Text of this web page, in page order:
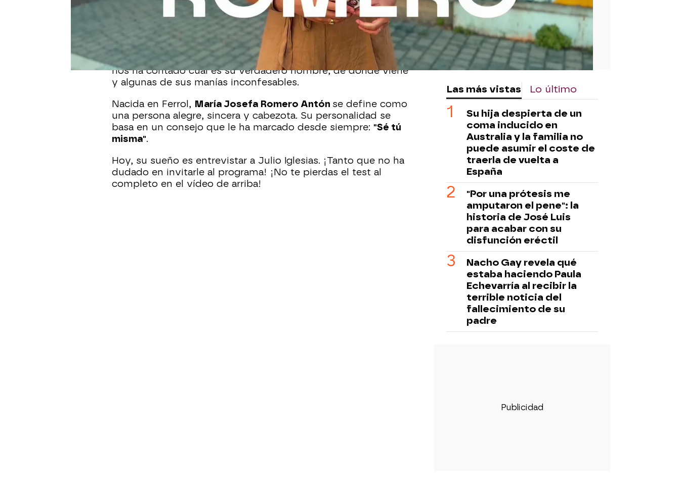
se pone a los mandos de YAS Verano, la versión más
refrescante de Y ahora Sonsoles. Por segundo año
consecutivo, Pepa ameniza las tardes veraniegas de Antena 3
convirtiéndose en un rostro muy conocido de la casa.
La presentadora se ha sometido al test
'Conoce a Pepa', donde
nos ha contado cuál es su verdadero nombre, de dónde viene
y algunas de sus manías inconfesables.
Nacida en Ferrol, María Josefa Romero Antón se define como
una persona alegre, sincera y cabezota. Su personalidad se
basa en un consejo que le ha marcado desde siempre: "Sé tú
misma".
Hoy, su sueño es entrevistar a Julio Iglesias. ¡Tanto que no ha
dudado en invitarle al programa! ¡No te pierdas el test al
completo en el vídeo de arriba!
Las más vistas Lo último
Su hija despierta de un
coma inducido en
Australia y la familia no
puede asumir el coste de
traerla de vuelta a
España
"Por una prótesis me
amputaron el pene": la
historia de José Luis
para acabar con su
disfunción eréctil
Nacho Gay revela qué
estaba haciendo Paula
Echevarría al recibir la
terrible noticia del
fallecimiento de su
padre